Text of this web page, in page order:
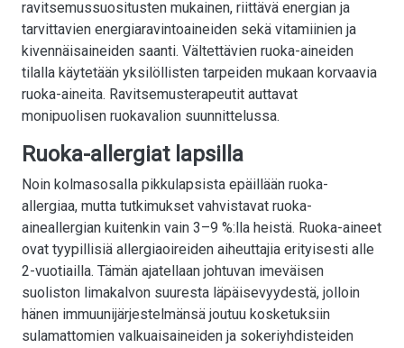
ravitsemussuositusten mukainen, riittävä energian ja
tarvittavien energiaravintoaineiden sekä vitamiinien ja
kivennäisaineiden saanti. Vältettävien ruoka-aineiden
tilalla käytetään yksilöllisten tarpeiden mukaan korvaavia
ruoka-aineita. Ravitsemusterapeutit auttavat
monipuolisen ruokavalion suunnittelussa.
Ruoka-allergiat lapsilla
Noin kolmasosalla pikkulapsista epäillään ruoka-
allergiaa, mutta tutkimukset vahvistavat ruoka-
aineallergian kuitenkin vain 3–9 %:lla heistä. Ruoka-aineet
ovat tyypillisiä allergiaoireiden aiheuttajia erityisesti alle
2-vuotiailla. Tämän ajatellaan johtuvan imeväisen
suoliston limakalvon suuresta läpäisevyydestä, jolloin
hänen immuunijärjestelmänsä joutuu kosketuksiin
sulamattomien valkuaisaineiden ja sokeriyhdisteiden